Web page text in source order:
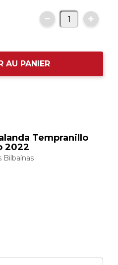
AU PANIER
Tempranillo
2022
Bilbaínas